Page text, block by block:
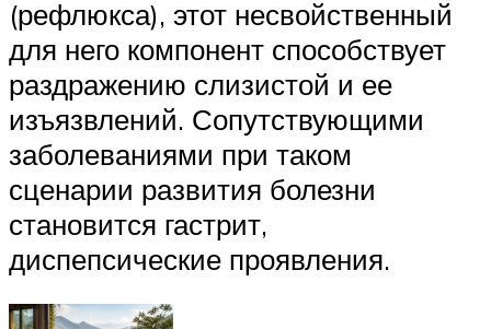
(рефлюкса), этот несвойственный
для него компонент способствует
раздражению слизистой и ее
изъязвлений. Сопутствующими
заболеваниями при таком
сценарии развития болезни
становится гастрит,
диспепсические проявления.